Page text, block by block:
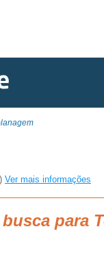
Ver mais informações
para